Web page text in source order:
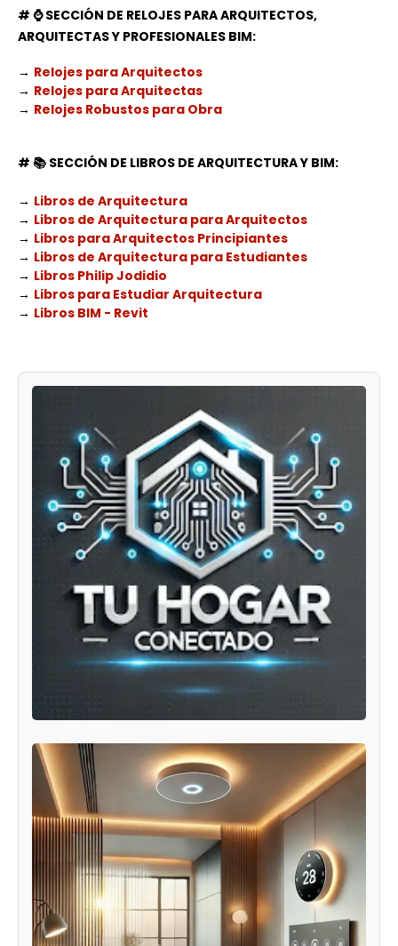
# ⌚SECCIÓN DE RELOJES PARA ARQUITECTOS,
ARQUITECTAS Y PROFESIONALES BIM:
→ Relojes para Arquitectos
→ Relojes para Arquitectas
→ Relojes Robustos para Obra
# 📚 SECCIÓN DE LIBROS DE ARQUITECTURA Y BIM:
→ Libros de Arquitectura
→ Libros de Arquitectura para Arquitectos
→ Libros para Arquitectos Principiantes
→ Libros de Arquitectura para Estudiantes
→ Libros Philip Jodidio
→ Libros para Estudiar Arquitectura
→ Libros BIM - Revit